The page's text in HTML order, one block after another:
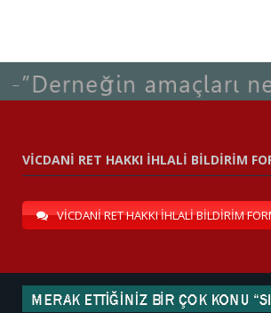
VİCDANİ RET HAKKI İHLALİ BİLDİRİM
VİCDANİ RET HAKKI İHLALİ BİLDİRİM